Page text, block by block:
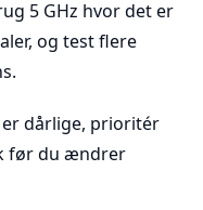
5 GHz hvor det er
og test flere
dårlige, prioritér
før du ændrer